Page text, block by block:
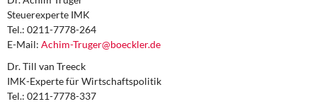
Steuerexperte IMK
Tel.: 0211-7778-264
E-Mail: Achim-Truger@boeckler.de
Dr. Till van Treeck
IMK-Experte für Wirtschaftspolitik
Tel.: 0211-7778-337